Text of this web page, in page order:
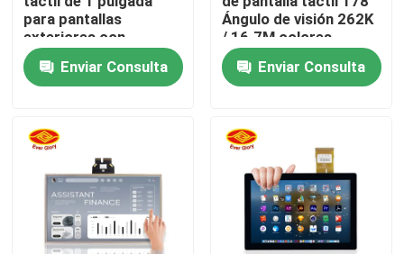
Contacto
noticias
Solicitar una cotización
El panel de exhibición del tacto
Panel LCD de la pantalla táctil
para pantallas
exteriores con
recubrimiento
antihuellas dactilares
Enviar Consulta
Ángulo de visión 262K
/ 16.7M colores
Enviar Consulta